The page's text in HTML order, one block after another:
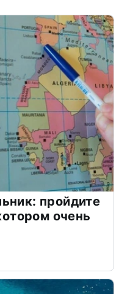
пройдите
очень